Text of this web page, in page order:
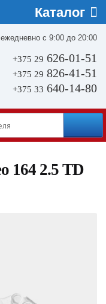
ежедневно с 9:00 до 20:00
+375 29 626-01-51
+375 29 826-41-51
+375 33 640-14-80
164 2.5 TD